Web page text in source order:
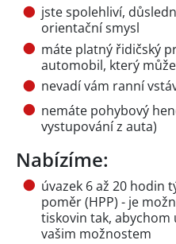
jste spolehliví,
orientační smysl
máte platný řidičský
automobil, který
nevadí vám ranní
nemáte pohybový
vystupování z auta)
Nabízíme:
úvazek 6 až 20 hodin
poměr (HPP) - je
tiskovin tak,
vašim možnostem